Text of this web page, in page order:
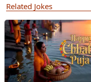
Related Jokes